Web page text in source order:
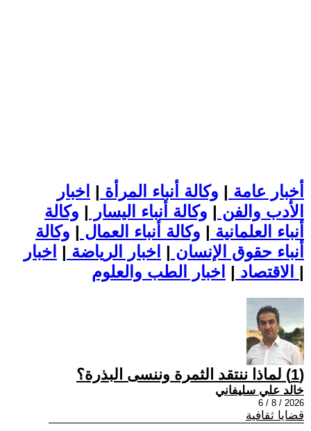
أخبار عامة | وكالة أنباء المرأة | اخبار
الأدب والفن | وكالة أنباء اليسار | وكالة
أنباء العلمانية | وكالة أنباء العمال | وكالة
أنباء حقوق الإنسان | اخبار الرياضة | اخبار
الاقتصاد | |
(1) لماذا ننتقد الثمرة وننسى البذرة؟
خالد علي سليفاني
2026 / 8 / 6
قضايا ثقافية